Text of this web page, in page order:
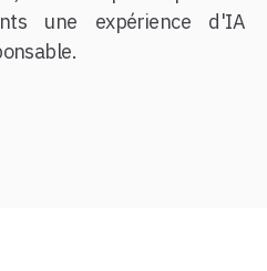
une expérience d'IA